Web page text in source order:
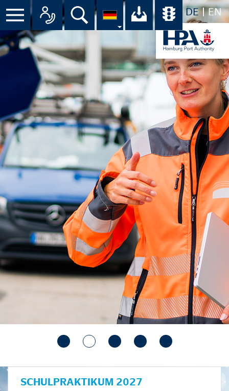
DE EN
Suche Ihr Download-
SCHULPRAKTIKUM 2027